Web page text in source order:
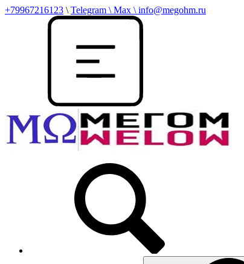
+79967216123 \ Telegram \ Max \ info@megohm.ru